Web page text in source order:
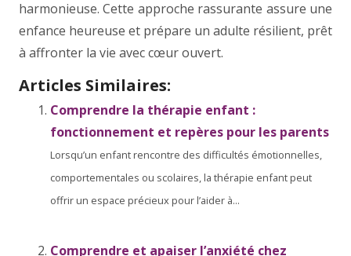
harmonieuse. Cette approche rassurante assure une
enfance heureuse et prépare un adulte résilient, prêt
à affronter la vie avec cœur ouvert.
Articles Similaires:
Comprendre la thérapie enfant :
fonctionnement et repères pour les parents
Lorsqu’un enfant rencontre des difficultés émotionnelles,
comportementales ou scolaires, la thérapie enfant peut
offrir un espace précieux pour l’aider à...
Comprendre et apaiser l’anxiété chez